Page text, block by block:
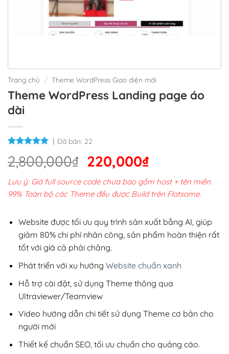
Trang chủ / Theme WordPress Giao diện mới
Theme WordPress Landing page áo
dài
Đã bán: 22
2,800,000₫ Giá
gốc
là:
2,800,000₫.
220,000₫Giá
hiện
tại
220,000₫.
Lưu ý: Giá full source code chưa bao gồm host + tên miền.
99% Toàn bộ các Theme đều được Build trên Flatsome.
Website được tối ưu quy trình sản xuất bằng AI, giúp
giảm 80% chi phí nhân công, sản phẩm hoàn thiện rất
tốt với giá cả phải chăng.
Phát triển với xu hướng Website chuẩn xanh
Hỗ trợ cài đặt, sử dụng Theme thông qua
Ultraviewer/Teamview
Video hướng dẫn chi tiết sử dụng Theme cơ bản cho
người mới
Thiết kế chuẩn SEO, tối ưu chuẩn cho quảng cáo.